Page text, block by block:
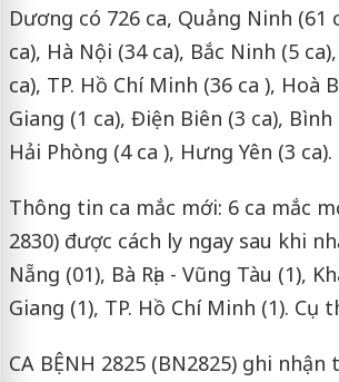
Dương có 726 ca, Quảng Ninh (61
ca), Hà Nội (34 ca), Bắc Ninh (5
ca), TP. Hồ Chí Minh (36 ca ), Hoà
Giang (1 ca), Điện Biên (3 ca),
Hải Phòng (4 ca ), Hưng Yên (3 ca).
Thông tin ca mắc mới: 6 ca mắc
2830) được cách ly ngay sau khi
Nẵng (01), Bà Rịa - Vũng Tàu (1),
Giang (1), TP. Hồ Chí Minh (1). Cụ
CA BỆNH 2825 (BN2825) ghi